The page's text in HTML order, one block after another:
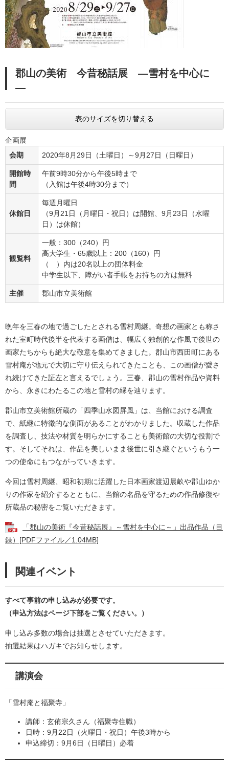
郡山の美術 今昔秘話展 ―雪村を中心に
―
表のサイズを切り替える
企画展
会期
2020年8月29日（土曜日）～9月27日（日曜日）
開館時
間
午前9時30分から午後5時まで
（入館は午後4時30分まで）
休館日
毎週月曜日
（9月21日（月曜日・祝日）は開館、9月23日（水曜
日）は休館）
観覧料
一般：300（240）円
高大学生・65歳以上：200（160）円
（ ）内は20名以上の団体料金
中学生以下、障がい者手帳をお持ちの方は無料
主催 郡山市立美術館
晩年を三春の地で過ごしたとされる雪村周継。奇想の画家とも称さ
れた室町時代後半を代表する画僧は、幅広く独創的な作風で後世の
画家たちからも絶大な敬意を集めてきました。郡山市西田町にある
雪村庵が地元で大切に守り伝えられてきたことも、この画僧が愛さ
れ続けてきた証左と言えるでしょう。三春、郡山の雪村作品や資料
から、永きにわたるこの地と雪村の縁を辿ります。
郡山市立美術館所蔵の「四季山水図屏風」は、当館における調査
で、紙継に特徴的な側面があることがわかりました。収蔵した作品
を調査し、技法や材質を明らかにすることも美術館の大切な役割で
す。そしてそれは、作品を美しいまま後世に引き継ぐというもう一
つの使命にもつながっていきます。
今回は雪村周継、昭和初期に活躍した日本画家渡辺晨畝や郡山ゆか
りの作家を紹介するとともに、当館の名品を守るための作品修復や
所蔵品の秘密をご覧いただきます。
「郡山の美術『今昔秘話展』～雪村を中心に～」出品作品（目
録）[PDFファイル／1.04MB]
関連イベント
すべて事前の申し込みが必要です。
（申込方法はページ下部をご覧ください。）
申し込み多数の場合は抽選とさせていただきます。
抽選結果はハガキでお知らせします。
講演会
「雪村庵と福聚寺」
講師：玄侑宗久さん（福聚寺住職）
日時：9月22日（火曜日・祝日）午後3時から
申込締切：9月6日（日曜日）必着